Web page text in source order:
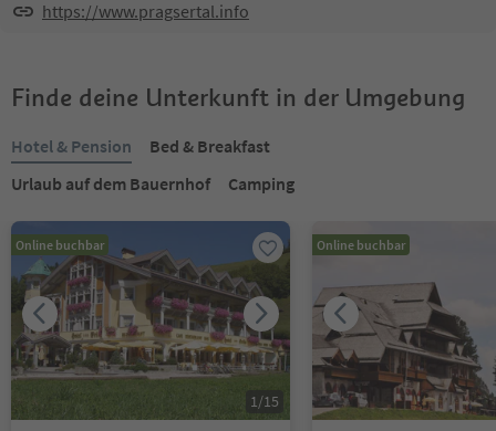
https://www.pragsertal.info
Finde deine Unterkunft in der Umgebung
Hotel & Pension
Bed & Breakfast
Urlaub auf dem Bauernhof
Camping
Online buchbar
1/15
Online buchbar